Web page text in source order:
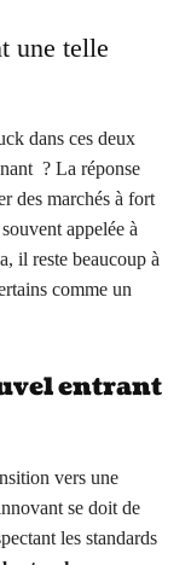
une telle
dans ces deux
? La réponse
des marchés à fort
appelée à
il reste beaucoup à
comme un
entrant
vers une
se doit de
les standards